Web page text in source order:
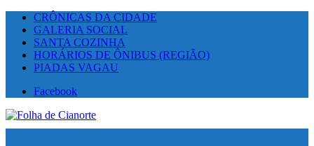
CRÔNICAS DA CIDADE
GALERIA SOCIAL
SANTA COZINHA
HORÁRIOS DE ÔNIBUS (REGIÃO)
PIADAS VAGAU
Facebook